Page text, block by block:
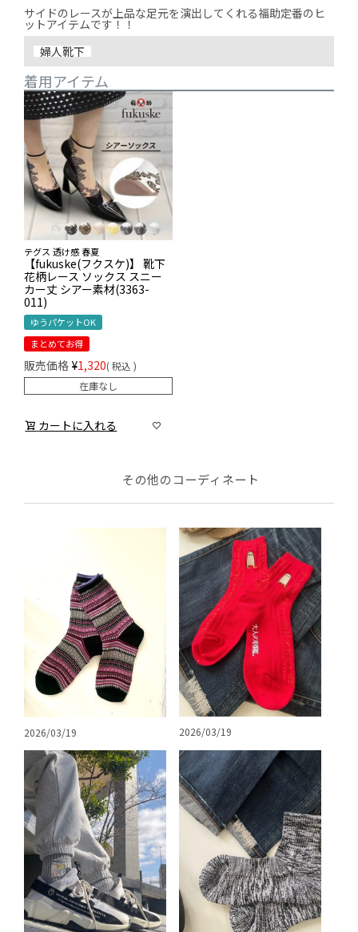
サイドのレースが上品な足元を演出してくれる福助定番のヒ
ットアイテムです！！
婦人靴下
着用アイテム
テグス 透け感 春夏
【fukuske(フクスケ)】 靴下
花柄レース ソックス スニー
カー丈 シアー素材(3363-
011)
ゆうパケットOK
まとめてお得
販売価格 ¥1,320 税込
在庫なし
カートに入れる
その他のコーディネート
2026/03/19 2026/03/19